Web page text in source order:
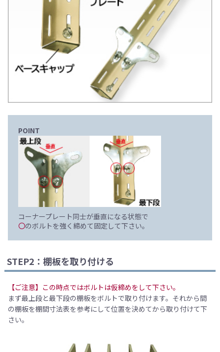
POINT
コーナープレート同士が垂直になる状態で
〇のボルトを強く締めて固定して下さい。
STEP2：棚板を取り付ける
【ご注意】この時点ではボルトは仮締めをして下さい。
まず最上段と最下段の棚板をボルトで取り付けます。それから間
の棚板を棚間寸法表を参考にして位置を決めてから取り付けて下
さい。